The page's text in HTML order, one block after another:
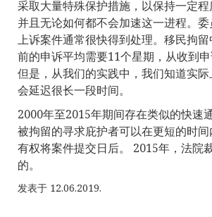
采取大量特殊保护措施，以保持一定
并且无论如何都不会加速这一进程。委
上诉案件通常很快得到处理。移民拘
前的申诉平均需要11个星期，从收到申
但是，从我们的实践中，我们知道实
会延迟很长一段时间。
2000年至2015年期间存在类似的快速
被拘留的寻求庇护者可以在更短的时
有权将案件提交日后。 2015年，法院
的。
发表于 12.06.2019.